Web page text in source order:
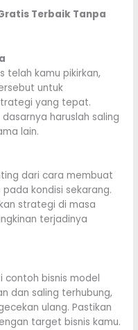
Terbaik Tanpa
telah kamu pikirkan,
untuk
yang tepat.
haruslah saling
lain.
dari cara membuat
kondisi sekarang.
strategi di masa
terjadinya
contoh bisnis model
dan saling terhubung,
ulang. Pastikan
target bisnis kamu.